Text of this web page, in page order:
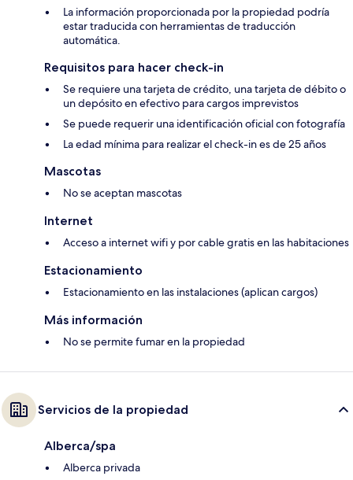
La información proporcionada por la propiedad podría
estar traducida con herramientas de traducción
automática.
Requisitos para hacer check-in
Se requiere una tarjeta de crédito, una tarjeta de débito o
un depósito en efectivo para cargos imprevistos
Se puede requerir una identificación oficial con fotografía
La edad mínima para realizar el check-in es de 25 años
Mascotas
No se aceptan mascotas
Internet
Acceso a internet wifi y por cable gratis en las habitaciones
Estacionamiento
Estacionamiento en las instalaciones (aplican cargos)
Más información
No se permite fumar en la propiedad
Servicios de la propiedad
Alberca/spa
Alberca privada